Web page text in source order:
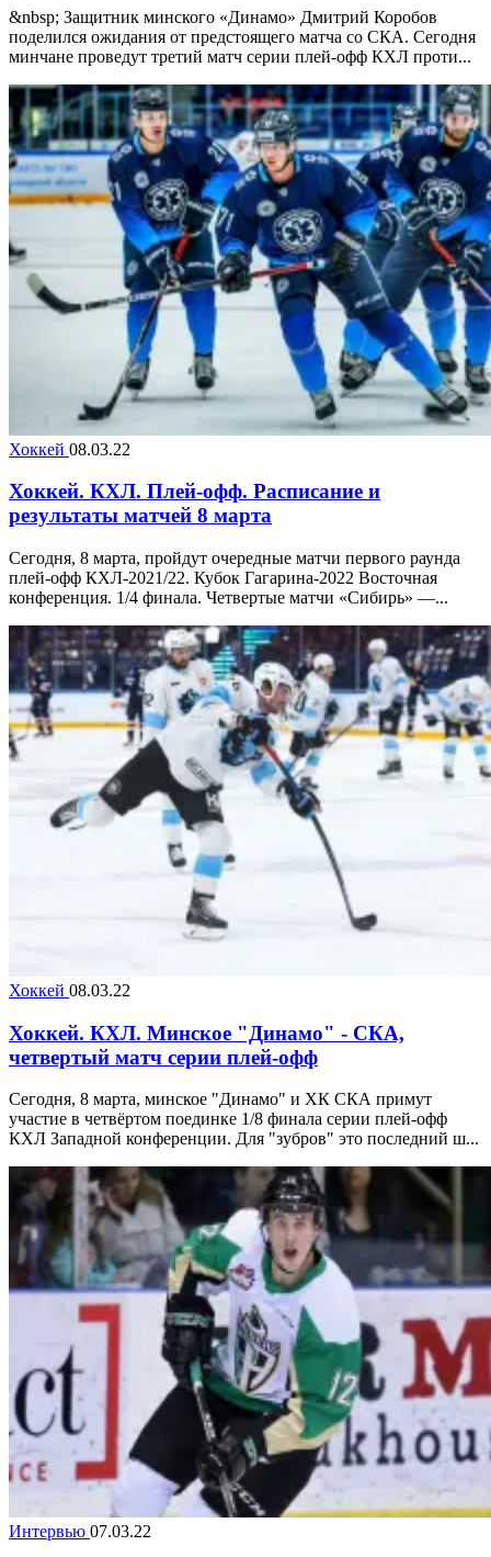
&nbsp; Защитник минского «Динамо» Дмитрий Коробов
поделился ожидания от предстоящего матча со СКА. Сегодня
минчане проведут третий матч серии плей-офф КХЛ проти...
Хоккей 08.03.22
Хоккей. КХЛ. Плей-офф. Расписание и
результаты матчей 8 марта
Сегодня, 8 марта, пройдут очередные матчи первого раунда
плей-офф КХЛ-2021/22. Кубок Гагарина-2022 Восточная
конференция. 1/4 финала. Четвертые матчи «Сибирь» —...
Хоккей 08.03.22
Хоккей. КХЛ. Минское "Динамо" - СКА,
четвертый матч серии плей-офф
Сегодня, 8 марта, минское "Динамо" и ХК СКА примут
участие в четвёртом поединке 1/8 финала серии плей-офф
КХЛ Западной конференции. Для "зубров" это последний ш...
Интервью 07.03.22